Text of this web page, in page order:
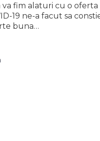
fim alaturi cu o oferta
19 ne-a facut sa
buna…